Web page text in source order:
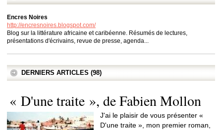
Encres Noires
http://encresnoires.blogspot.com/
Blog sur la littérature africaine et caribéenne. Résumés de lectures,
présentations d'écrivains, revue de presse, agenda...
DERNIERS ARTICLES (98)
« D'une traite », de Fabien Mollon
J'ai le plaisir de vous présenter «
D'une traite », mon premier roman,